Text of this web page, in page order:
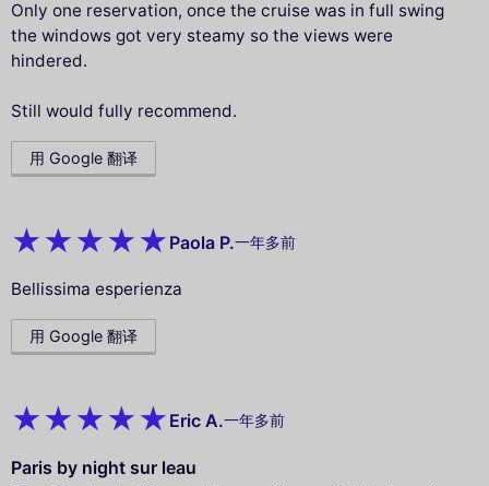
Only one reservation, once the cruise was in full swing
the windows got very steamy so the views were
hindered.
Still would fully recommend.
用 Google 翻译
Paola P.一年多前
Bellissima esperienza
用 Google 翻译
Eric A.一年多前
Paris by night sur leau